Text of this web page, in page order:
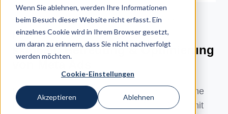
Wenn Sie ablehnen, werden Ihre Informationen
beim Besuch dieser Website nicht erfasst. Ein
einzelnes Cookie wird in Ihrem Browser gesetzt,
um daran zu erinnern, dass Sie nicht nachverfolgt
werden möchten.
Cookie-Einstellungen
Akzeptieren Ablehnen
Gesundheit, E-Commerce, Performance
Marketing, Meta Ads
skin689: Betreuung & Optimierung
Für skin689 übernehmen wir die kontinuierliche
Betreuung und Optimierung der Meta Ads – mit